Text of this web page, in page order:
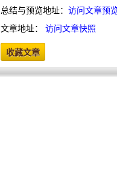
总结与预览地址： 访问文章预
文章地址： 访问文章快照